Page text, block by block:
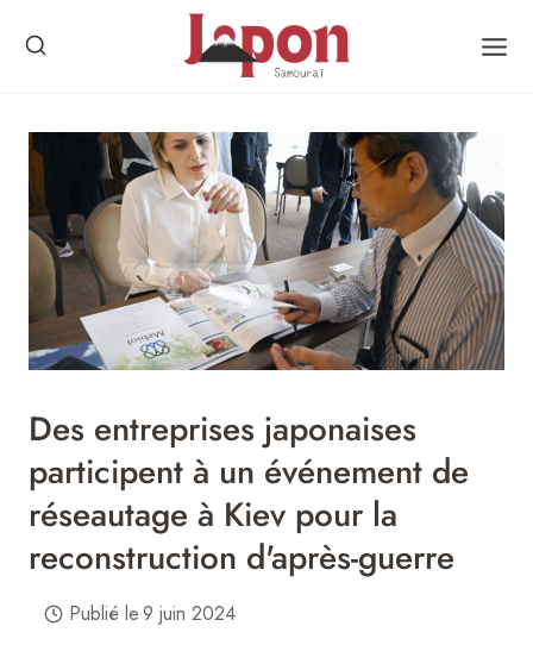
Des entreprises japonaises
participent à un événement de
réseautage à Kiev pour la
reconstruction d'après-guerre
Publié le9 juin 2024